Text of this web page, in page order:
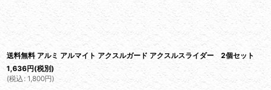
送料無料 アルミ アルマイト アクスルガード アクスルスライダー 2個セット
1,636円(税別)
(税込: 1,800円)